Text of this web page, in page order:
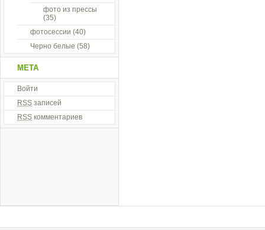
фото из прессы
(35)
фотосессии (40)
Черно белые (58)
МЕТА
Войти
RSS записей
RSS комментариев